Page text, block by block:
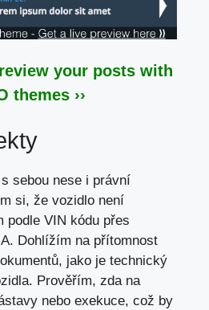
your posts with
themes ››
sebou nese i právní
si, že vozidlo není
podle VIN kódu přes
Dohlížím na přítomnost
jako je technický
Prověřím, zda na
nebo exekuce, což by